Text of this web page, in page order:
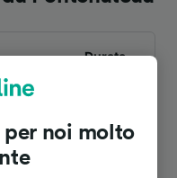
Durata
per noi molto